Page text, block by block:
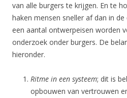
van alle burgers te krijgen. En te
haken mensen sneller af dan in
een aantal ontwerpeisen worden
onderzoek onder burgers. De
hieronder.
Ritme in een systeem; dit is
opbouwen van vertrouwen